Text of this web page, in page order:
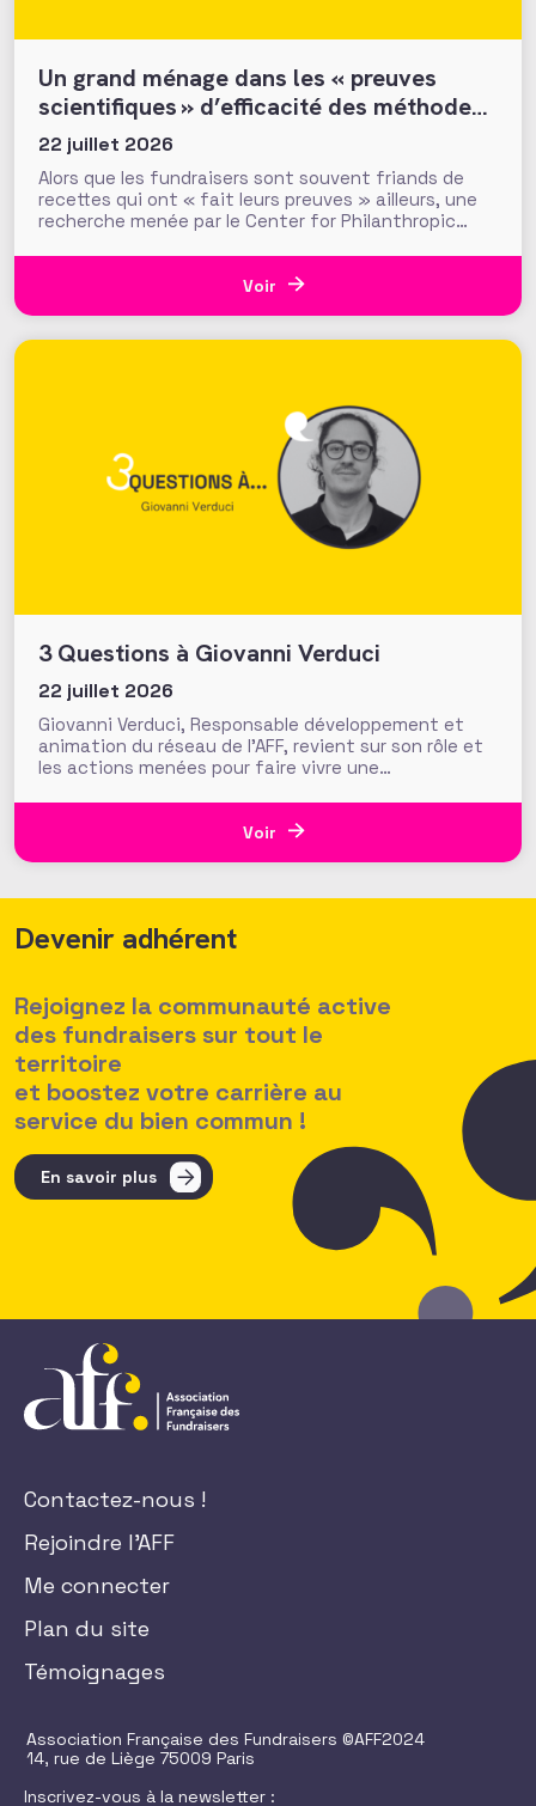
Un grand ménage dans les « preuves
scientifiques » d’efficacité des méthodes
et tactiques de collecte…
22 juillet 2026
Alors que les fundraisers sont souvent friands de
recettes qui ont « fait leurs preuves » ailleurs, une
recherche menée par le Center for Philanthropic
question cruciale : la recherche académique sur la
générosité apporte-t-elle des preuves solides pour
Voir
3 Questions à Giovanni Verduci
22 juillet 2026
Giovanni Verduci, Responsable développement et
animation du réseau de l’AFF, revient sur son rôle et
les actions menées pour faire vivre une
L’AFF c’est une équipe, mais c’est aussi et surtout
un réseau. Vous, nos 1350 adhérents, faites la
Voir
Devenir adhérent
Rejoignez la communauté active
des fundraisers sur tout le
territoire
et boostez votre carrière au
service du bien commun !
En savoir plus
Contactez-nous !
Rejoindre l'AFF
Me connecter
Plan du site
Témoignages
Association Française des Fundraisers ©AFF2024
14, rue de Liège 75009 Paris
Inscrivez-vous à la newsletter :